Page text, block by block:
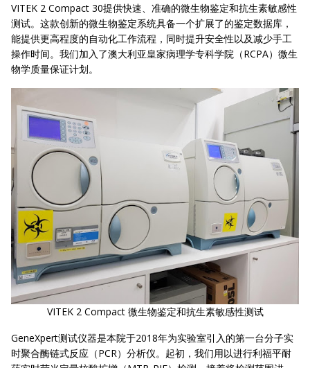
VITEK 2 Compact 30提供快速、准确的微生物鉴定和抗生素敏感性
测试。这款创新的微生物鉴定系统具备一个扩展了的鉴定数据库，
能提供更高程度的自动化工作流程，同时提升安全性以及减少手工
操作时间。我们加入了澳大利亚皇家病理学专科学院（RCPA）微生
物学质量保证计划。
VITEK 2 Compact 微生物鉴定和抗生素敏感性测试
GeneXpert测试仪器是本院于2018年为实验室引入的第一台分子实
时聚合酶链式反应（PCR）分析仪。起初，我们用以进行利福平耐